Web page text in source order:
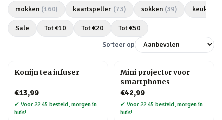
mokken (160) kaartspellen (73) sokken (39)
Sale Tot €10 Tot €20 Tot €50
Sorteer op
Konijn tea infuser
€13,99
✔ Voor 22:45 besteld, morgen in
huis!
Mini projector voor
smartphones
€42,99
✔ Voor 22:45 besteld, morgen in
huis!